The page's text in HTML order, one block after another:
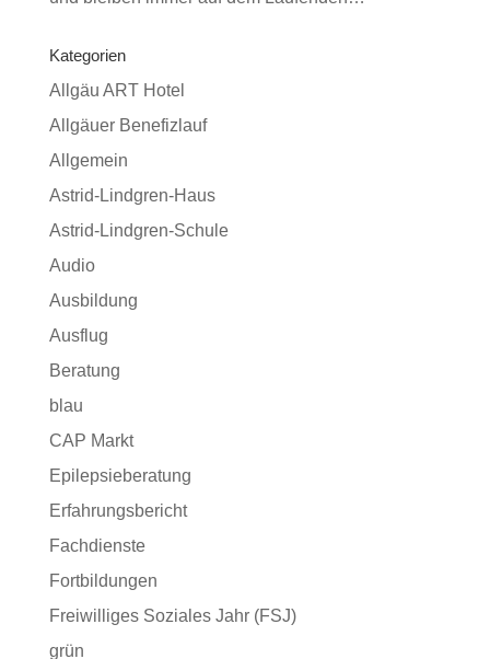
Kategorien
Allgäu ART Hotel
Allgäuer Benefizlauf
Allgemein
Astrid-Lindgren-Haus
Astrid-Lindgren-Schule
Audio
Ausbildung
Ausflug
Beratung
blau
CAP Markt
Epilepsieberatung
Erfahrungsbericht
Fachdienste
Fortbildungen
Freiwilliges Soziales Jahr (FSJ)
grün